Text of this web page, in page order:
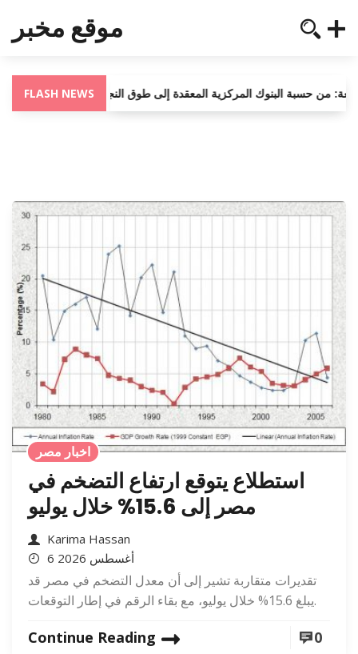
موقع مخبر
FLASH NEWS
من حسبة البنوك المركزية المعقدة إلى طوق النجاة في الخرطوم
اخبار مصر
استطلاع يتوقع ارتفاع التضخم في
مصر إلى 15.6% خلال يوليو
Karima Hassan
6 أغسطس 2026
تقديرات متقاربة تشير إلى أن معدل التضخم في مصر قد
يبلغ 15.6% خلال يوليو، مع بقاء الرقم في إطار التوقعات.
Continue Reading 0